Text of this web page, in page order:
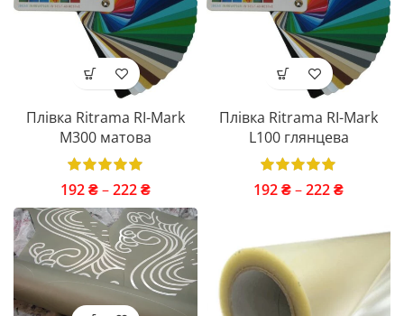
Плівка Ritrama RI-Mark
M300 матова
192₴–222₴
Плівка Ritrama RI-Mark
L100 глянцева
192₴–222₴